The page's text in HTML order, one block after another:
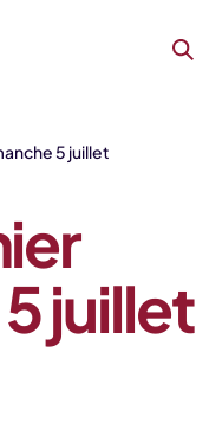
5 juillet
juillet